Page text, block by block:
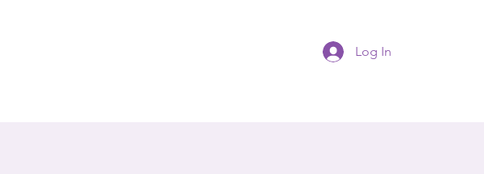
Log In